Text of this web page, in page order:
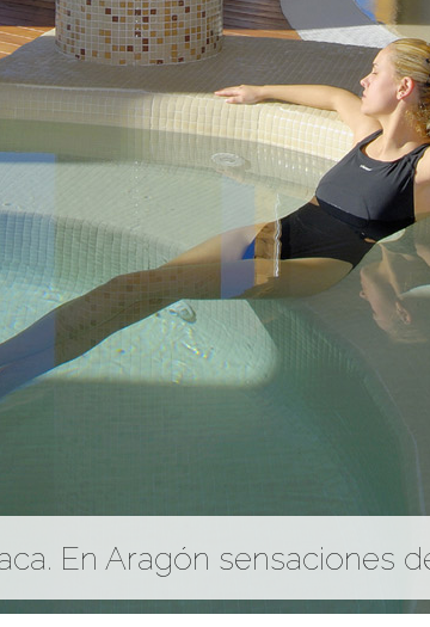
Panticosa. Montaña y